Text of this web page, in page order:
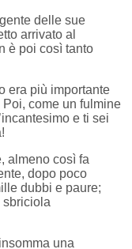
delle sue
arrivato al
è poi così tanto
era più importante
come un fulmine
e ti sei
almeno così fa
dopo poco
dubbi e paure;
sbriciola
una